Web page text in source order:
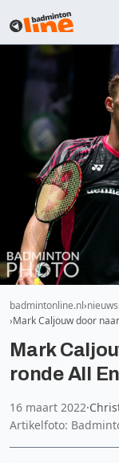
badmintonline.nl nieuws
Mark Caljouw door
Mark
ronde All
16 maart 2022·
Artikelfoto: